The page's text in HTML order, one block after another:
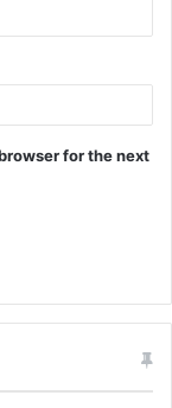
for the next